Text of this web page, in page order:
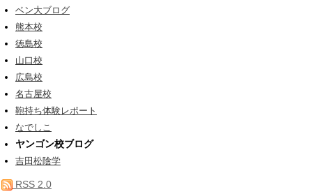
ベン大ブログ
熊本校
徳島校
山口校
広島校
名古屋校
鞄持ち体験レポート
なでしこ
ヤンゴン校ブログ
吉田松陰学
RSS 2.0